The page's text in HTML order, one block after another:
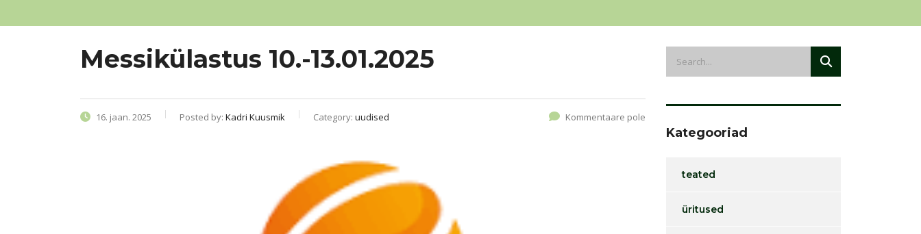
Messikülastus 10.-13.01.2025
16. jaan. 2025 Posted by: Kadri Kuusmik Category: uudised Kommentaare pole
Kategooriad
teated
üritused